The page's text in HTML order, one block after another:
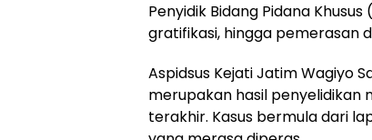
Penyidik Bidang Pidana
gratifikasi, hingga pemerasan
Aspidsus Kejati Jatim Wagiyo
merupakan hasil penyelidikan
terakhir. Kasus bermula dari